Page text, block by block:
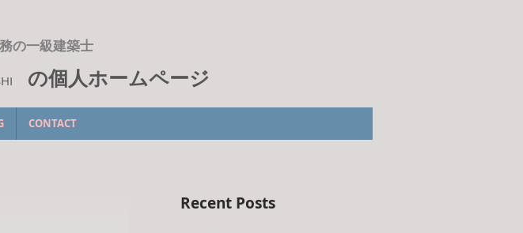
の一級建築士
の個人ホームページ
Recent Posts
CONTACT